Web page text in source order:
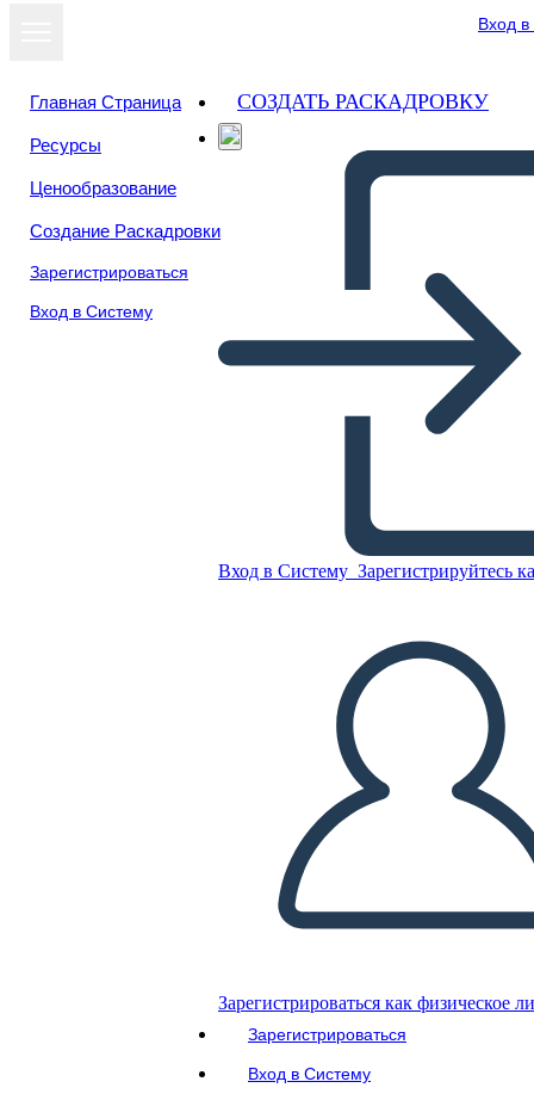
Вход
Главная Страница
Ресурсы
Ценообразование
Создание Раскадровки
Зарегистрироваться
Вход в Систему
СОЗДАТЬ РАСКАДРОВКУ
Вход в Систему Зарегистрируйтесь
Зарегистрироваться как физическое
Зарегистрироваться
Вход в Систему
Mesopotamia Vocabolario
Скопируйте эту раскадровку
СОЗДАТЬ РАСКАДРОВКУ
ВОСПРОИЗВЕСТИ СЛАЙД-ШОУ
ПОЧИТАЙ МНЕ